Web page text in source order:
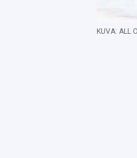
KUVA: ALL